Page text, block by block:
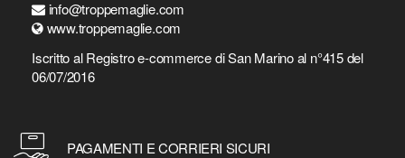
info@troppemaglie.com
www.troppemaglie.com
Iscritto al Registro e-commerce di San Marino al n°415 del
06/07/2016
PAGAMENTI E CORRIERI SICURI